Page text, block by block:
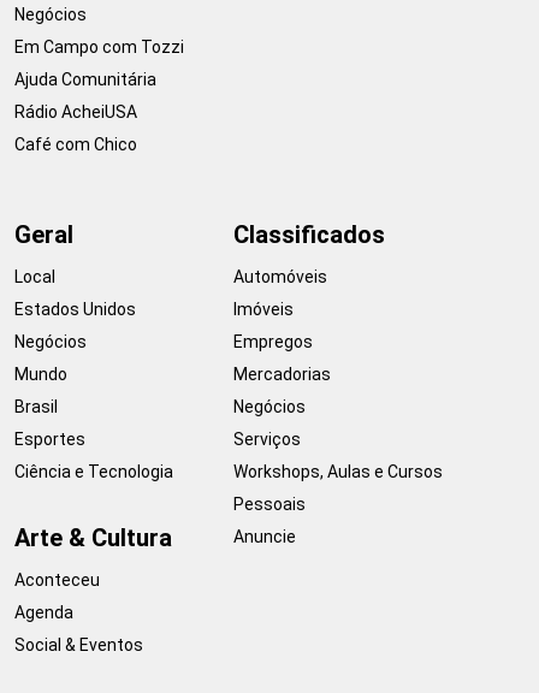
Negócios
Em Campo com Tozzi
Ajuda Comunitária
Rádio AcheiUSA
Café com Chico
Geral
Local
Estados Unidos
Negócios
Mundo
Brasil
Esportes
Ciência e Tecnologia
Arte & Cultura
Aconteceu
Agenda
Social & Eventos
Classificados
Automóveis
Imóveis
Empregos
Mercadorias
Negócios
Serviços
Workshops, Aulas e Cursos
Pessoais
Anuncie